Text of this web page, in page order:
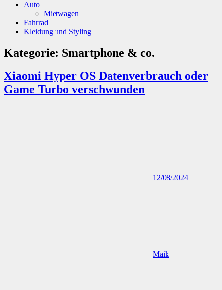
Auto
Mietwagen
Fahrrad
Kleidung und Styling
Kategorie: Smartphone & co.
Xiaomi Hyper OS Datenverbrauch oder
Game Turbo verschwunden
12/08/2024
Maik